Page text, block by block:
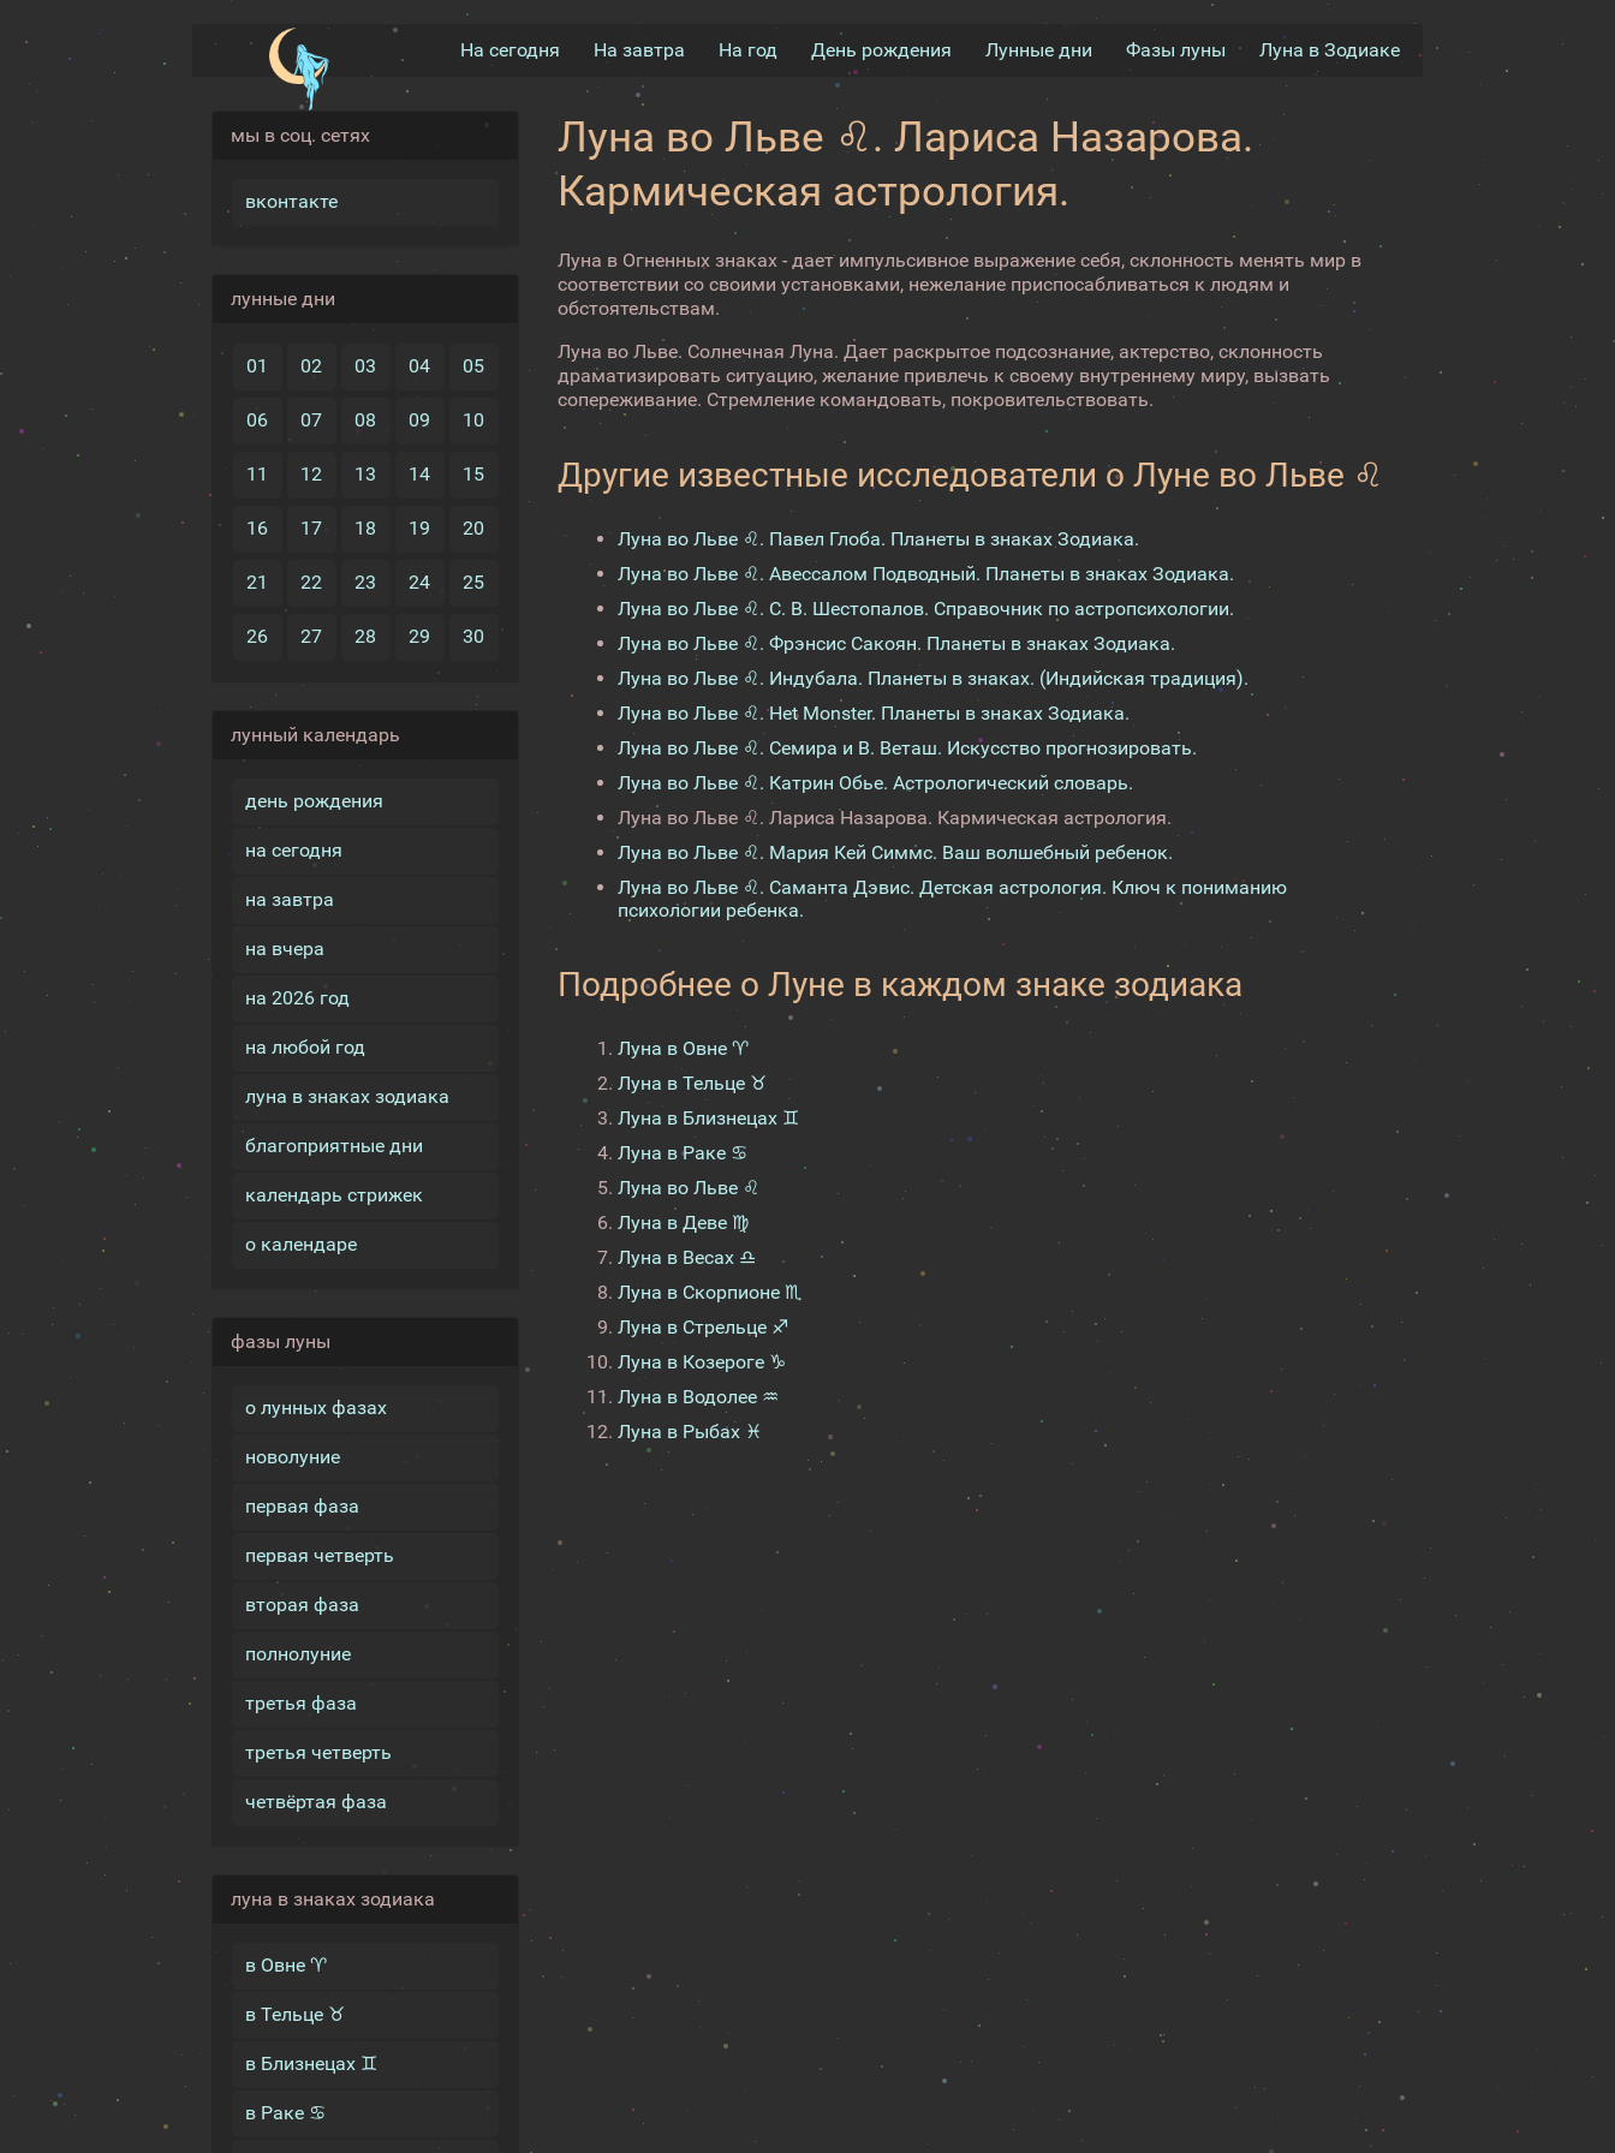
На сегодня На завтра На год День рождения Лунные дни Фазы луны Луна в Зодиаке
мы в соц. сетях
вконтакте
лунные дни
01 02 03 04 05
06 07 08 09 10
11 12 13 14 15
16 17 18 19 20
21 22 23 24 25
26 27 28 29 30
лунный календарь
день рождения
на сегодня
на завтра
на вчера
на 2026 год
на любой год
луна в знаках зодиака
благоприятные дни
календарь стрижек
о календаре
фазы луны
о лунных фазах
новолуние
первая фаза
первая четверть
вторая фаза
полнолуние
третья фаза
третья четверть
четвёртая фаза
луна в знаках зодиака
в Овне ♈
в Тельце ♉
в Близнецах ♊
в Раке ♋
Луна во Льве ♌. Лариса Назарова.
Кармическая астрология.
Луна в Огненных знаках - дает импульсивное выражение себя, склонность менять мир в
соответствии со своими установками, нежелание приспосабливаться к людям и
обстоятельствам.
Луна во Льве. Солнечная Луна. Дает раскрытое подсознание, актерство, склонность
драматизировать ситуацию, желание привлечь к своему внутреннему миру, вызвать
сопереживание. Стремление командовать, покровительствовать.
Другие известные исследователи о Луне во Льве ♌
Луна во Льве ♌. Павел Глоба. Планеты в знаках Зодиака.
Луна во Льве ♌. Авессалом Подводный. Планеты в знаках Зодиака.
Луна во Льве ♌. С. В. Шестопалов. Справочник по астропсихологии.
Луна во Льве ♌. Фрэнсис Сакоян. Планеты в знаках Зодиака.
Луна во Льве ♌. Индубала. Планеты в знаках. (Индийская традиция).
Луна во Льве ♌. Het Monster. Планеты в знаках Зодиака.
Луна во Льве ♌. Семира и В. Веташ. Искусство прогнозировать.
Луна во Льве ♌. Катрин Обье. Астрологический словарь.
Луна во Льве ♌. Лариса Назарова. Кармическая астрология.
Луна во Льве ♌. Мария Кей Симмс. Ваш волшебный ребенок.
Луна во Льве ♌. Саманта Дэвис. Детская астрология. Ключ к пониманию
психологии ребенка.
Подробнее о Луне в каждом знаке зодиака
Луна в Овне ♈
Луна в Тельце ♉
Луна в Близнецах ♊
Луна в Раке ♋
Луна во Льве ♌
Луна в Деве ♍
Луна в Весах ♎
Луна в Скорпионе ♏
Луна в Стрельце ♐
Луна в Козероге ♑
Луна в Водолее ♒
Луна в Рыбах ♓